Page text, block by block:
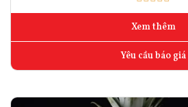
Xem thêm
Yêu cầu báo giá